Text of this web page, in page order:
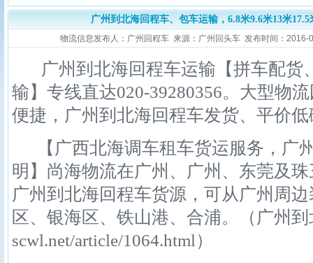
广州到北海回程车、包车运输，6.8米9.6米13米
物流信息发布人：广州回程车 来源：广州回头车 发布时间：2016-
广州到北海回程车运输【拼车配货
输】专线直达020-39280356。大型物
便捷，广州到北海回程车发货、平价
【广西北海调车租车货运服务，广
明】尚海物流在广州、广州、东莞及
广州到北海回程车货源，可从广州周
区、银海区、铁山港、合浦。（广州
scwl.net/article/1064.html）